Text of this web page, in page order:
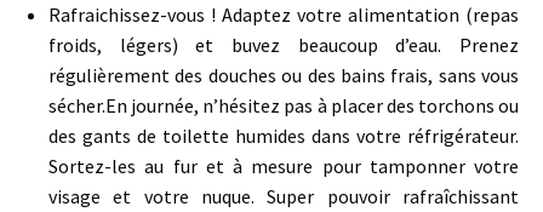
Rafraichissez-vous ! Adaptez votre alimentation (repas
froids, légers) et buvez beaucoup d’eau. Prenez
régulièrement des douches ou des bains frais, sans vous
sécher.En journée, n’hésitez pas à placer des torchons ou
des gants de toilette humides dans votre réfrigérateur.
Sortez-les au fur et à mesure pour tamponner votre
visage et votre nuque. Super pouvoir rafraîchissant